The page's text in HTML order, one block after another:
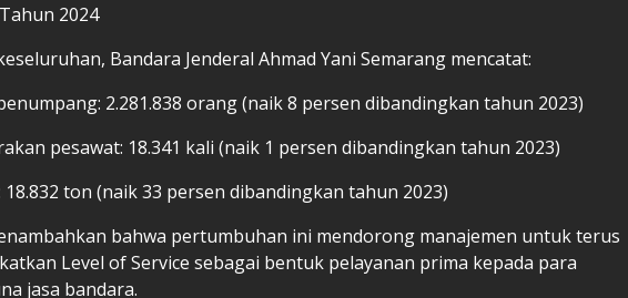
2024
Bandara Jenderal Ahmad Yani Semarang mencatat:
2.281.838 orang (naik 8 persen dibandingkan tahun 2023)
pesawat: 18.341 kali (naik 1 persen dibandingkan tahun 2023)
18.832 ton (naik 33 persen dibandingkan tahun 2023)
bahwa pertumbuhan ini mendorong manajemen untuk terus
Level of Service sebagai bentuk pelayanan prima kepada para
jasa bandara.